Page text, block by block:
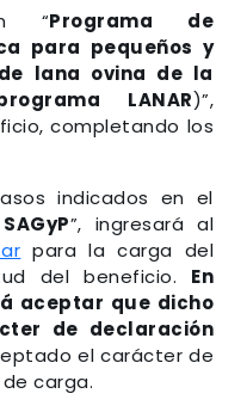
“Programa de
para pequeños y
lana ovina de la
LANAR)”,
completando los
indicados en el
”, ingresará al
para la carga del
del beneficio. En
aceptar que dicho
de declaración
el carácter de
carga.